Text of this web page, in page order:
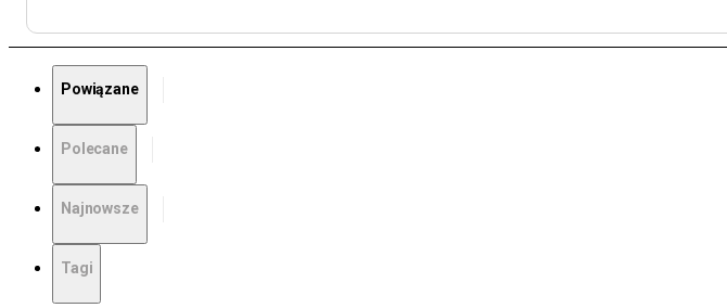
Powiązane
Polecane
Najnowsze
Tagi